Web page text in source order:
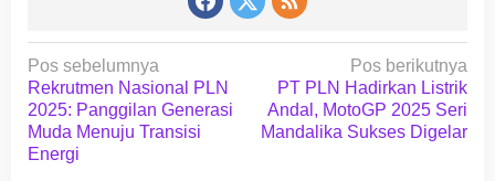
N
a
v
i
Pos sebelumnya
Rekrutmen Nasional PLN
2025: Panggilan Generasi
Muda Menuju Transisi
Energi
Pos berikutnya
PT PLN Hadirkan Listrik
Andal, MotoGP 2025 Seri
Mandalika Sukses Digelar